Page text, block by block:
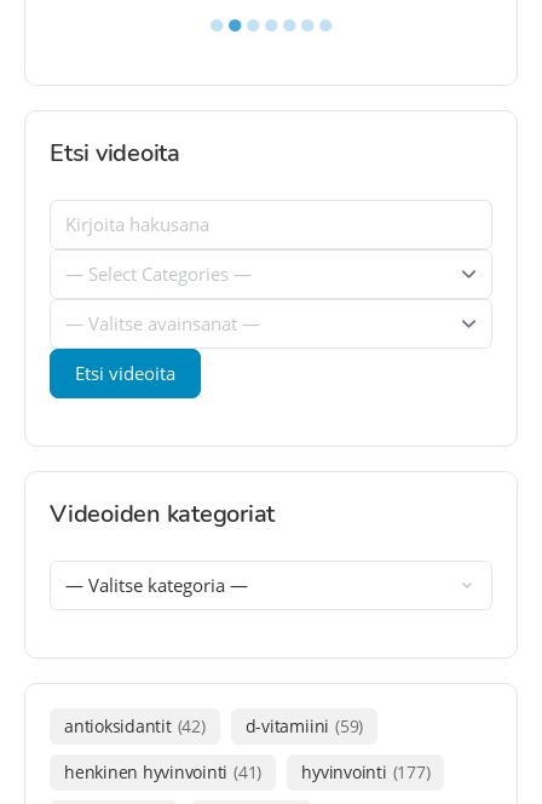
●●●●●●●
Etsi videoita
Videoiden kategoriat
antioksidantit (42) d-vitamiini (59)
henkinen hyvinvointi (41) hyvinvointi (177)